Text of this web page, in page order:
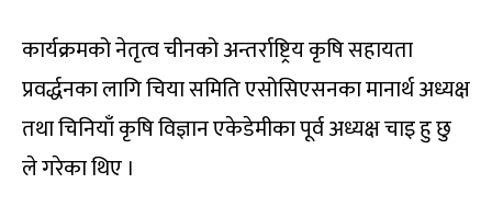
कार्यक्रमको नेतृत्व चीनको अन्तर्राष्ट्रिय कृषि सहायता
प्रवर्द्धनका लागि चिया समिति एसोसिएसनका मानार्थ अध्यक्ष
तथा चिनियाँ कृषि विज्ञान एकेडेमीका पूर्व अध्यक्ष चाइ हु छु
ले गरेका थिए ।